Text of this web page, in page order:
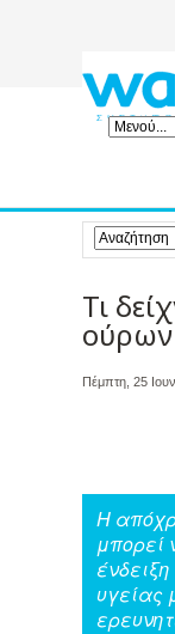
Τι
ούρων
Πέμπτη, 25
Η
μπορεί
υγείας